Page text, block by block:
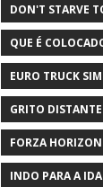
DON'T STARVE
QUE É
EURO TRUCK
GRITO
FORZA
INDO PARA A